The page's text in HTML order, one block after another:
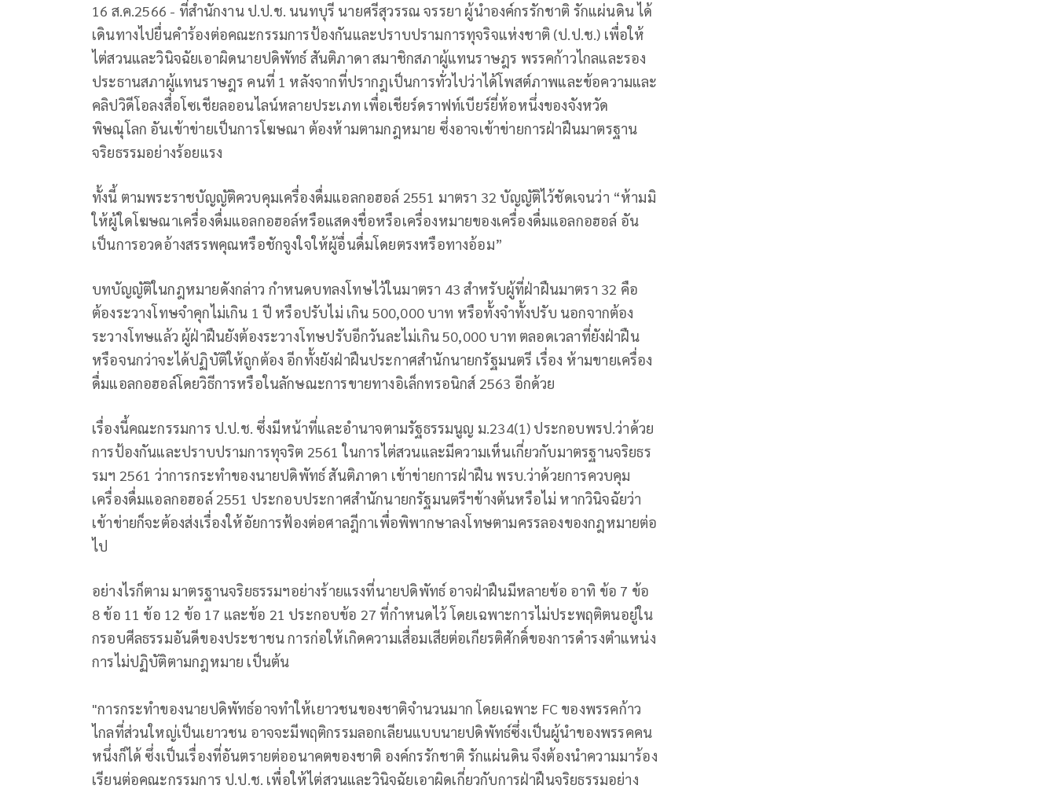
16 ส.ค.2566 - ที่สำนักงาน ป.ป.ช. นนทบุรี นายศรีสุวรรณ จรรยา ผู้นำองค์กรรักชาติ รักแผ่นดิน ได้
เดินทางไปยื่นคำร้องต่อคณะกรรมการป้องกันและปราบปรามการทุจริจแห่งชาติ (ป.ป.ช.) เพื่อให้
ไต่สวนและวินิจฉัยเอาผิดนายปดิพัทธ์ สันติภาดา สมาชิกสภาผู้แทนราษฎร พรรคก้าวไกลและรอง
ประธานสภาผู้แทนราษฎร คนที่ 1 หลังจากที่ปรากฎเป็นการทั่วไปว่าได้โพสต์ภาพและข้อความและ
คลิปวิดีโอลงสื่อโซเชียลออนไลน์หลายประเภท เพื่อเชียร์ดราฟท์เบียร์ยี่ห้อหนึ่งของจังหวัด
พิษณุโลก อันเข้าข่ายเป็นการโฆษณา ต้องห้ามตามกฎหมาย ซึ่งอาจเข้าข่ายการฝ่าฝืนมาตรฐาน
จริยธรรมอย่างร้อยแรง
ทั้งนี้ ตามพระราชบัญญัติควบคุมเครื่องดื่มแอลกอฮอล์ 2551 มาตรา 32 บัญญัติไว้ชัดเจนว่า “ห้ามมิ
ให้ผู้ใดโฆษณาเครื่องดื่มแอลกอฮอล์หรือแสดงชื่อหรือเครื่องหมายของเครื่องดื่มแอลกอฮอล์ อัน
เป็นการอวดอ้างสรรพคุณหรือชักจูงใจให้ผู้อื่นดื่มโดยตรงหรือทางอ้อม”
บทบัญญัติในกฎหมายดังกล่าว กำหนดบทลงโทษไว้ในมาตรา 43 สำหรับผู้ที่ฝ่าฝืนมาตรา 32 คือ
ต้องระวางโทษจำคุกไม่เกิน 1 ปี หรือปรับไม่ เกิน 500,000 บาท หรือทั้งจำทั้งปรับ นอกจากต้อง
ระวางโทษแล้ว ผู้ฝ่าฝืนยังต้องระวางโทษปรับอีกวันละไม่เกิน 50,000 บาท ตลอดเวลาที่ยังฝ่าฝืน
หรือจนกว่าจะได้ปฏิบัติให้ถูกต้อง อีกทั้งยังฝ่าฝืนประกาศสำนักนายกรัฐมนตรี เรื่อง ห้ามขายเครื่อง
ดื่มแอลกอฮอล์โดยวิธีการหรือในลักษณะการขายทางอิเล็กทรอนิกส์ 2563 อีกด้วย
เรื่องนี้คณะกรรมการ ป.ป.ช. ซึ่งมีหน้าที่และอำนาจตามรัฐธรรมนูญ ม.234(1) ประกอบพรป.ว่าด้วย
การป้องกันและปราบปรามการทุจริต 2561 ในการไต่สวนและมีความเห็นเกี่ยวกับมาตรฐานจริยธร
รมฯ 2561 ว่าการกระทำของนายปดิพัทธ์ สันติภาดา เข้าข่ายการฝ่าฝืน พรบ.ว่าด้วยการควบคุม
เครื่องดื่มแอลกอฮอล์ 2551 ประกอบประกาศสำนักนายกรัฐมนตรีฯข้างต้นหรือไม่ หากวินิจฉัยว่า
เข้าข่ายก็จะต้องส่งเรื่องให้อัยการฟ้องต่อศาลฎีกาเพื่อพิพากษาลงโทษตามครรลองของกฎหมายต่อ
ไป
อย่างไรก็ตาม มาตรฐานจริยธรรมฯอย่างร้ายแรงที่นายปดิพัทธ์ อาจฝ่าฝืนมีหลายข้อ อาทิ ข้อ 7 ข้อ
8 ข้อ 11 ข้อ 12 ข้อ 17 และข้อ 21 ประกอบข้อ 27 ที่กำหนดไว้ โดยเฉพาะการไม่ประพฤติตนอยู่ใน
กรอบศีลธรรมอันดีของประชาชน การก่อให้เกิดความเสื่อมเสียต่อเกียรติศักดิ์ของการดํารงตําแหน่ง
การไม่ปฏิบัติตามกฎหมาย เป็นต้น
"การกระทำของนายปดิพัทธ์อาจทำให้เยาวชนของชาติจำนวนมาก โดยเฉพาะ FC ของพรรคก้าว
ไกลที่ส่วนใหญ่เป็นเยาวชน อาจจะมีพฤติกรรมลอกเลียนแบบนายปดิพัทธ์ซึ่งเป็นผู้นำของพรรคคน
หนึ่งก็ได้ ซึ่งเป็นเรื่องที่อันตรายต่ออนาคตของชาติ องค์กรรักชาติ รักแผ่นดิน จึงต้องนำความมาร้อง
เรียนต่อคณะกรรมการ ป.ป.ช. เพื่อให้ไต่สวนและวินิจฉัยเอาผิดเกี่ยวกับการฝ่าฝืนจริยธรรมอย่าง